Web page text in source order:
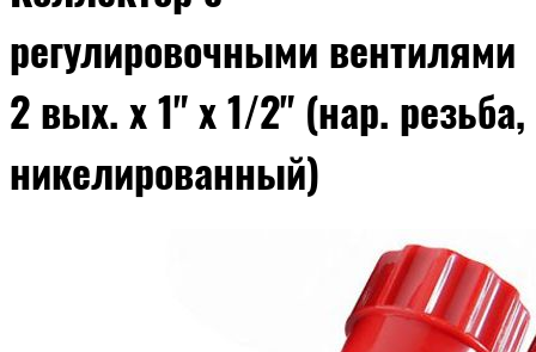
регулировочными вентилями
2 вых. х 1" х 1/2" (нар. резьба,
никелированный)